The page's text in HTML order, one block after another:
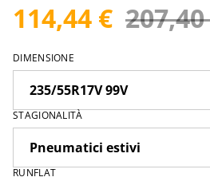
114,44 €
DIMENSIONE
STAGIONALITÀ
RUNFLAT